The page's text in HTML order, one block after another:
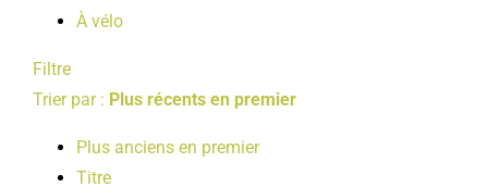
À vélo
Filtre
Trier par : Plus récents en premier
Plus anciens en premier
Titre